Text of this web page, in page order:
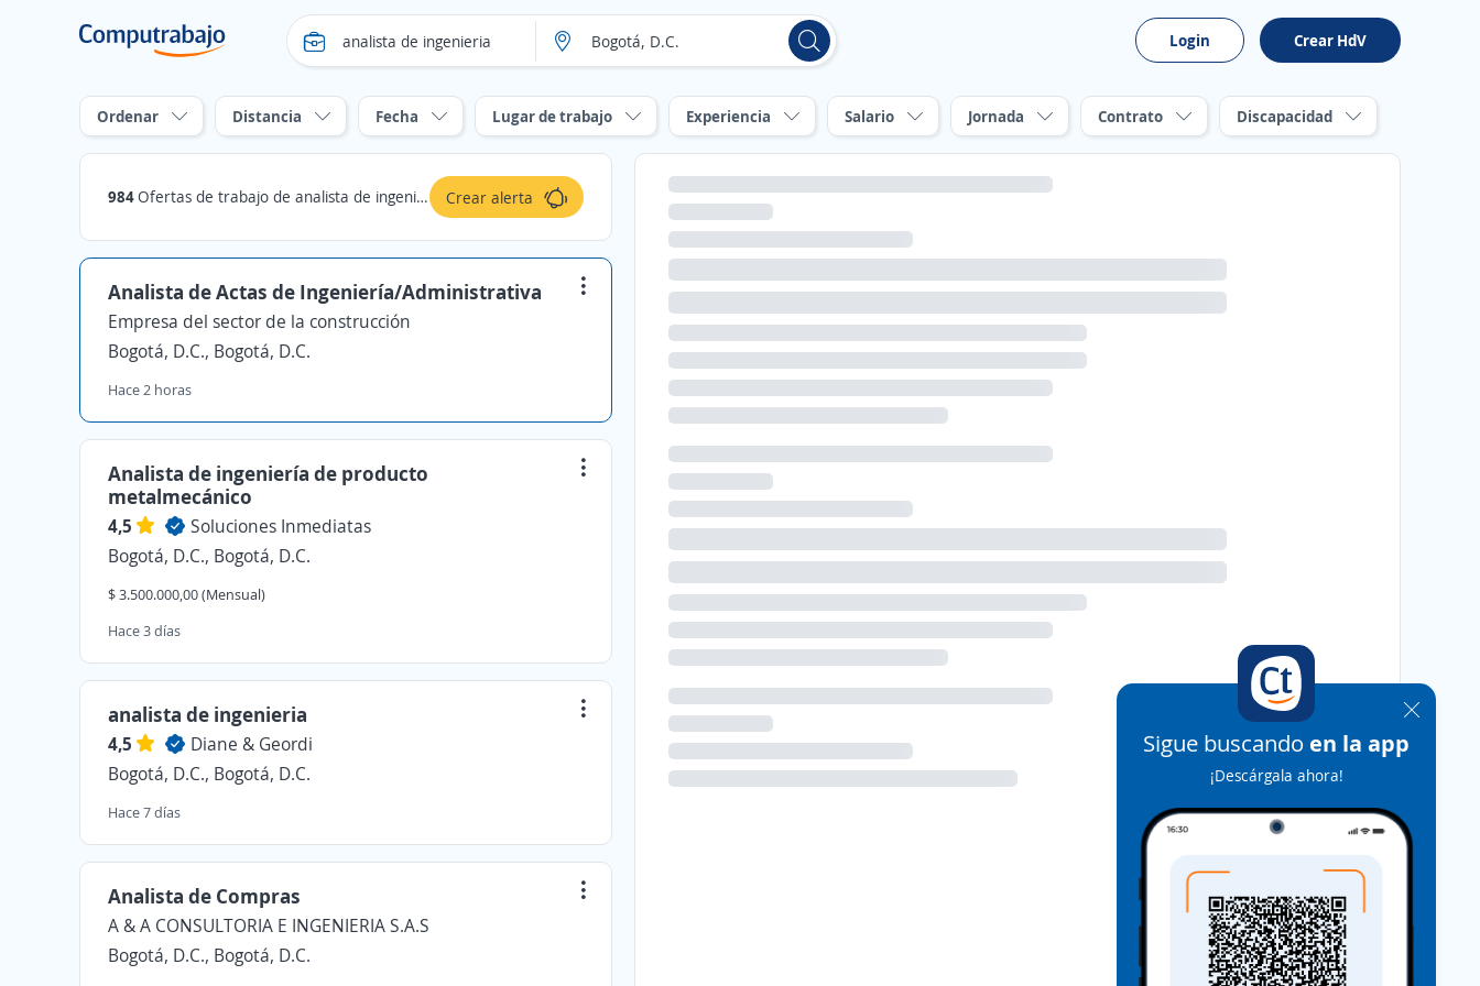
Login Crear HdV
Ordenar Distancia Fecha Lugar de trabajo Experiencia Salario Jornada Contrato Discapacidad
984Ofertas de trabajo de analista de ingenieria en Bogotá, D.C., Bogotá, D.C. Crear alerta
Analista de Actas de Ingeniería/Administrativa
Empresa del sector de la construcción
Bogotá, D.C., Bogotá, D.C.
Hace 2 horas
Analista de ingeniería de producto
metalmecánico
4,5
Soluciones Inmediatas
Bogotá, D.C., Bogotá, D.C.
$ 3.500.000,00 (Mensual)
Hace 3 días
analista de ingenieria
4,5
Diane & Geordi
Bogotá, D.C., Bogotá, D.C.
Hace 7 días
Analista de Compras
A & A CONSULTORIA E INGENIERIA S.A.S
Bogotá, D.C., Bogotá, D.C.
Sigue buscando en la app
¡Descárgala ahora!